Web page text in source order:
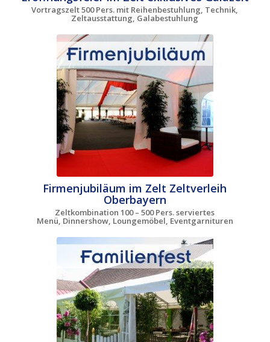
Vortragszelt 500 Pers. mit Reihenbestuhlung, Technik,
Zeltausstattung, Galabestuhlung
Firmenjubiläum im Zelt Zeltverleih
Oberbayern
Zeltkombination 100 – 500 Pers. serviertes
Menü, Dinnershow, Loungemöbel, Eventgarnituren